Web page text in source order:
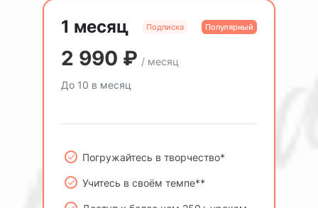
1 месяц Подписка Популярный
2 990 ₽ / месяц
До 10 в месяц
Погружайтесь в творчество*
Учитесь в своём темпе**